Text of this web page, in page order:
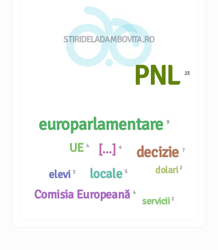
STIRIDELADAMBOVITA.RO
elevi 3
UE4
dolari 2
servicii 2
europarlamentare9
PNL23
locale 5
Comisia Europeană 4
decizie 7
[…] 4